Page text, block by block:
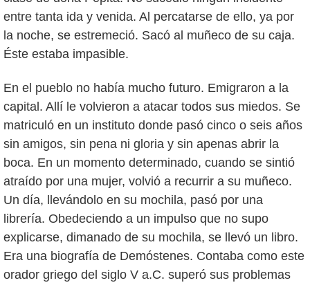
entre tanta ida y venida. Al percatarse de ello, ya por
la noche, se estremeció. Sacó al muñeco de su caja.
Éste estaba impasible.
En el pueblo no había mucho futuro. Emigraron a la
capital. Allí le volvieron a atacar todos sus miedos. Se
matriculó en un instituto donde pasó cinco o seis años
sin amigos, sin pena ni gloria y sin apenas abrir la
boca. En un momento determinado, cuando se sintió
atraído por una mujer, volvió a recurrir a su muñeco.
Un día, llevándolo en su mochila, pasó por una
librería. Obedeciendo a un impulso que no supo
explicarse, dimanado de su mochila, se llevó un libro.
Era una biografía de Demóstenes. Contaba como este
orador griego del siglo V a.C. superó sus problemas